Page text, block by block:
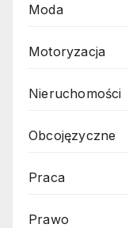
Moda
Motoryzacja
Nieruchomości
Obcojęzyczne
Praca
Prawo